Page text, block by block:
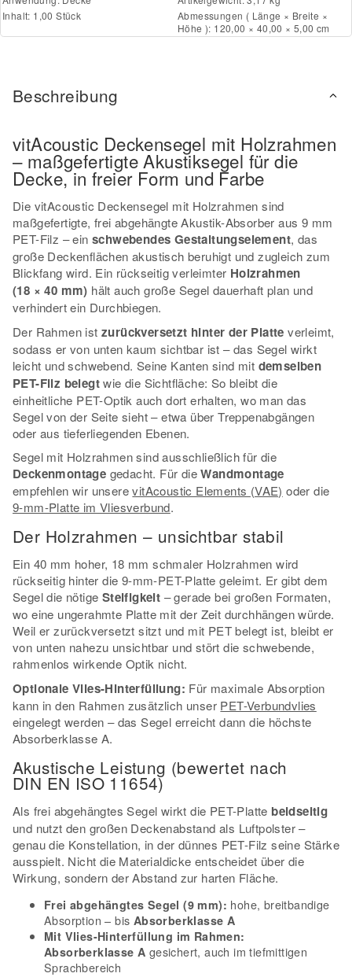
Inhalt: 1,00 Stück
Abmessungen ( Länge × Breite ×
Höhe ): 120,00 × 40,00 × 5,00 cm
Beschreibung
vitAcoustic Deckensegel mit Holzrahmen
– maßgefertigte Akustiksegel für die
Decke, in freier Form und Farbe
Die vitAcoustic Deckensegel mit Holzrahmen sind
maßgefertigte, frei abgehängte Akustik-Absorber aus 9 mm
PET-Filz – einschwebendes Gestaltungselement, das
große Deckenflächen akustisch beruhigt und zugleich zum
Blickfang wird. Ein rückseitig verleimter Holzrahmen
(18 × 40 mm) hält auch große Segel dauerhaft plan und
verhindert ein Durchbiegen.
Der Rahmen ist zurückversetzt hinter der Platte verleimt,
sodass er von unten kaum sichtbar ist – das Segel wirkt
leicht und schwebend. Seine Kanten sind mit demselben
PET-Filz belegtwie die Sichtfläche: So bleibt die
einheitliche PET-Optik auch dort erhalten, wo man das
Segel von der Seite sieht – etwa über Treppenabgängen
oder aus tieferliegenden Ebenen.
Segel mit Holzrahmen sind ausschließlich für die
Deckenmontage gedacht. Für dieWandmontage
empfehlen wir unserevitAcoustic Elements (VAE) oder die
9-mm-Platte im Vliesverbund.
Der Holzrahmen – unsichtbar stabil
Ein 40 mm hoher, 18 mm schmaler Holzrahmen wird
rückseitig hinter die 9-mm-PET-Platte geleimt. Er gibt dem
Segel die nötige Steifigkeit – gerade bei großen Formaten,
wo eine ungerahmte Platte mit der Zeit durchhängen würde.
Weil er zurückversetzt sitzt und mit PET belegt ist, bleibt er
von unten nahezu unsichtbar und stört die schwebende,
rahmenlos wirkende Optik nicht.
Optionale Vlies-Hinterfüllung: Für maximale Absorption
kann in den Rahmen zusätzlich unser PET-Verbundvlies
eingelegt werden – das Segel erreicht dann die höchste
Absorberklasse A.
Akustische Leistung (bewertet nach
DIN EN ISO 11654)
Als frei abgehängtes Segel wirkt die PET-Platte beidseitig
und nutzt den großen Deckenabstand als Luftpolster –
genau die Konstellation, in der dünnes PET-Filz seine Stärke
ausspielt. Nicht die Materialdicke entscheidet über die
Wirkung, sondern der Abstand zur harten Fläche.
Frei abgehängtes Segel (9 mm): hohe, breitbandige
Absorption – bis Absorberklasse A
Mit Vlies-Hinterfüllung im Rahmen:
Absorberklasse A gesichert, auch im tiefmittigen
Sprachbereich